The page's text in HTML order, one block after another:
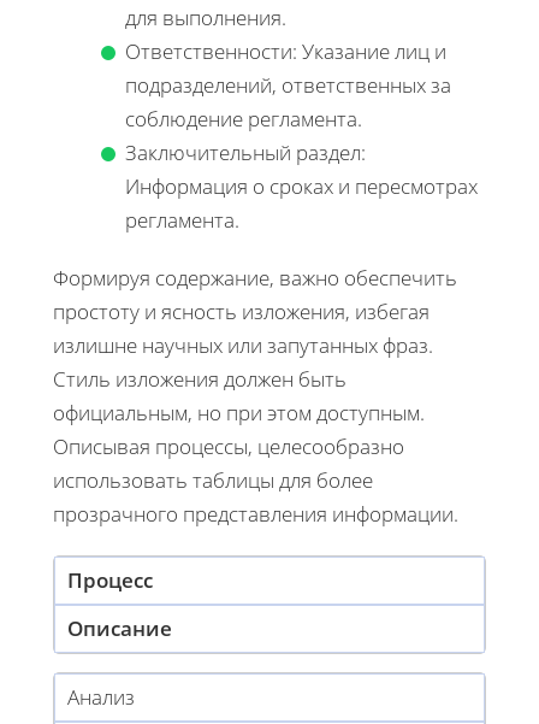
для выполнения.
Ответственности: Указание лиц и
подразделений, ответственных за
соблюдение регламента.
Заключительный раздел:
Информация о сроках и пересмотрах
регламента.
Формируя содержание, важно обеспечить
простоту и ясность изложения, избегая
излишне научных или запутанных фраз.
Стиль изложения должен быть
официальным, но при этом доступным.
Описывая процессы, целесообразно
использовать таблицы для более
прозрачного представления информации.
Процесс
Описание
Анализ